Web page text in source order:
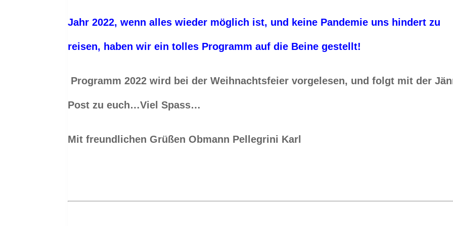
Jahr 2022, wenn alles wieder möglich ist, und keine Pandemie uns hindert zu
reisen, haben wir ein tolles Programm auf die Beine gestellt!
Programm 2022 wird bei der Weihnachtsfeier vorgelesen, und folgt mit der
Post zu euch…Viel Spass…
Mit freundlichen Grüßen Obmann Pellegrini Karl